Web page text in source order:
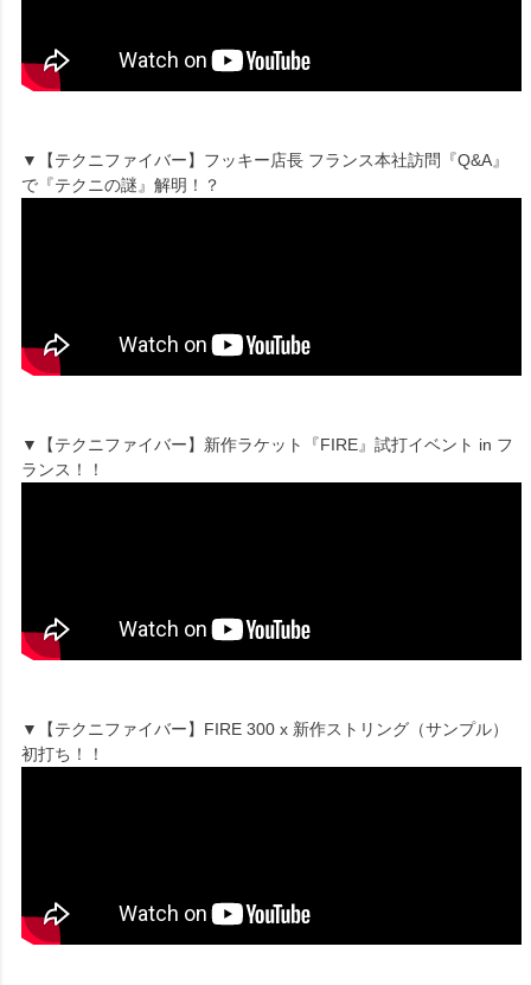
▼【テクニファイバー】フッキー店長 フランス本社訪問『Q&A』
で『テクニの謎』解明！？
▼【テクニファイバー】新作ラケット『FIRE』試打イベント in フ
ランス！！
▼【テクニファイバー】FIRE 300 x 新作ストリング（サンプル）
初打ち！！